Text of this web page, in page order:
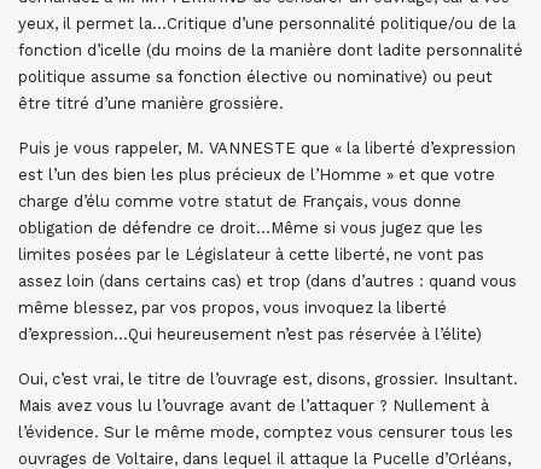
yeux, il permet la…Critique d’une personnalité politique/ou de la
fonction d’icelle (du moins de la manière dont ladite personnalité
politique assume sa fonction élective ou nominative) ou peut
être titré d’une manière grossière.
Puis je vous rappeler, M. VANNESTE que « la liberté d’expression
est l’un des bien les plus précieux de l’Homme » et que votre
charge d’élu comme votre statut de Français, vous donne
obligation de défendre ce droit…Même si vous jugez que les
limites posées par le Législateur à cette liberté, ne vont pas
assez loin (dans certains cas) et trop (dans d’autres : quand vous
même blessez, par vos propos, vous invoquez la liberté
d’expression…Qui heureusement n’est pas réservée à l’élite)
Oui, c’est vrai, le titre de l’ouvrage est, disons, grossier. Insultant.
Mais avez vous lu l’ouvrage avant de l’attaquer ? Nullement à
l’évidence. Sur le même mode, comptez vous censurer tous les
ouvrages de Voltaire, dans lequel il attaque la Pucelle d’Orléans,